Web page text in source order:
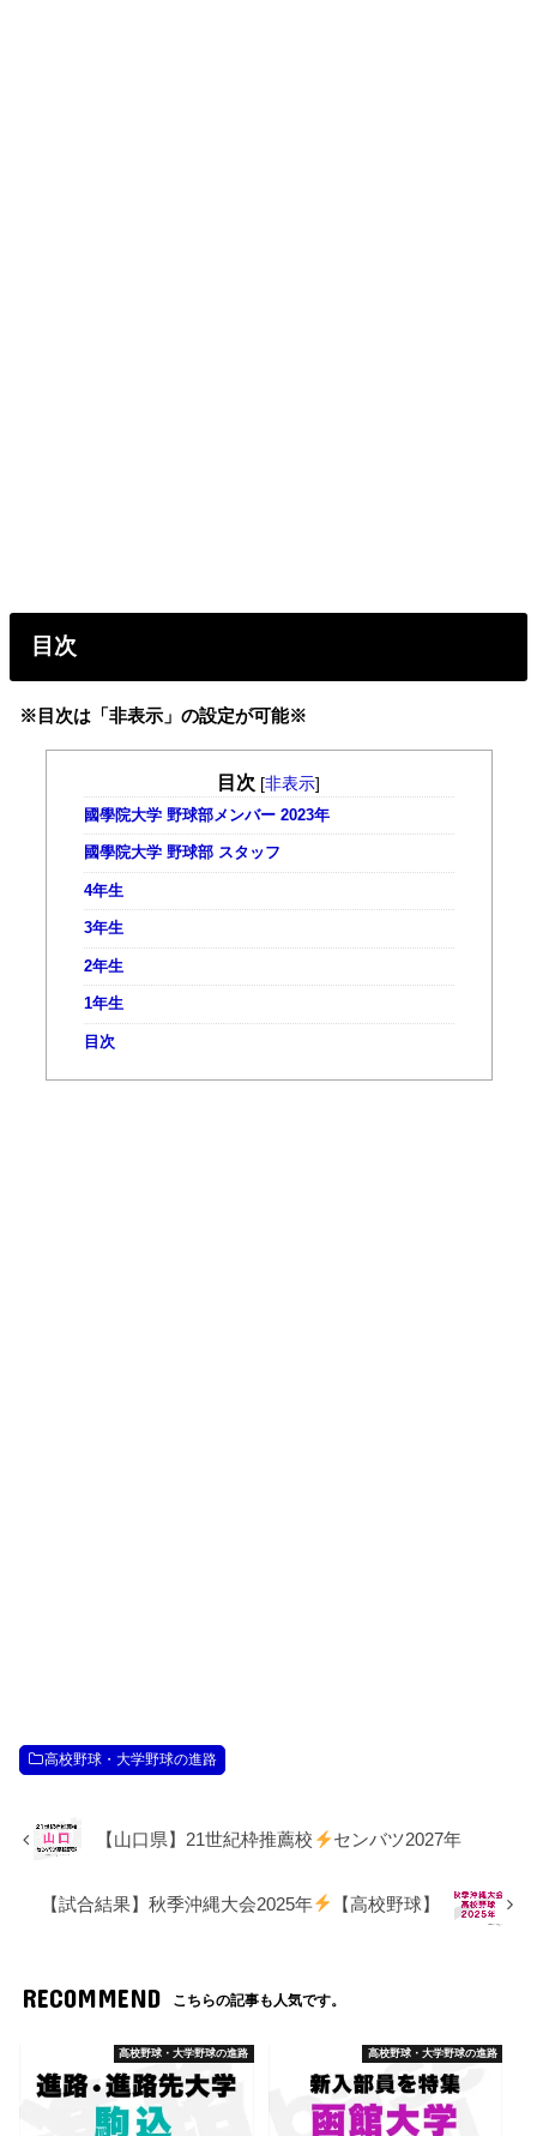
目次
※目次は「非表示」の設定が可能※
目次 [非表示]
國學院大学 野球部メンバー 2023年
國學院大学 野球部 スタッフ
4年生
3年生
2年生
1年生
目次
高校野球・大学野球の進路
【山口県】21世紀枠推薦校 センバツ2027年
【試合結果】秋季沖縄大会2025年 【高校野球】
RECOMMEND こちらの記事も人気です。
高校野球・大学野球の進路 高校野球・大学野球の進路